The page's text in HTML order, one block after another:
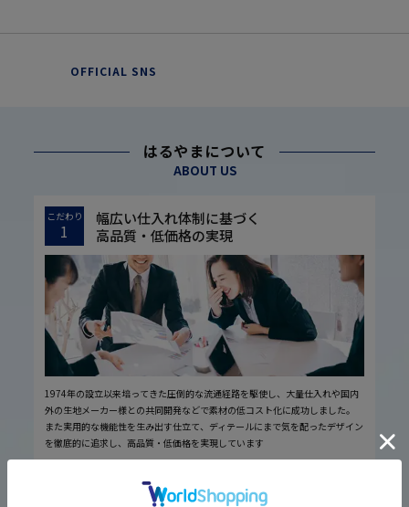
OFFICIAL SNS
はるやまについて
ABOUT US
こだわり
1
幅広い仕入れ体制に基づく
高品質・低価格の実現
1974年の設立以来培ってきた圧倒的な流通経路を駆使し、大量仕入れや国内
外の生地メーカー様との共同開発などで素材の低コスト化に成功しました。
また実用的な機能性を生み出す仕立て、ディテールにまで気を配ったデザイン
を徹底的に追求し、高品質・低価格を実現しています
厳しい品質管理体制に基づく